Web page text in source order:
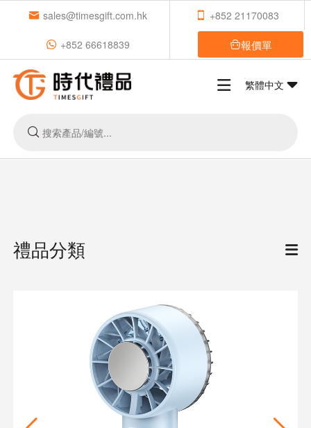
sales@timesgift.com.hk +852 21170083
+852 66618839 報價單
繁體中文
禮品分類